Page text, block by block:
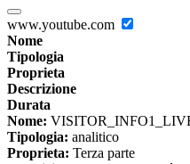
www.youtube.com
Nome
Tipologia
Proprieta
Descrizione
Durata
Nome:
Tipologia: analitico
Proprieta: Terza parte